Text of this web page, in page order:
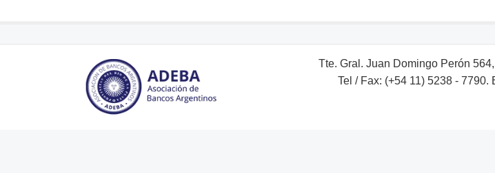
Tte. Gral. Juan Domingo Perón
Tel / Fax: (+54 11) 5238 - 7790.